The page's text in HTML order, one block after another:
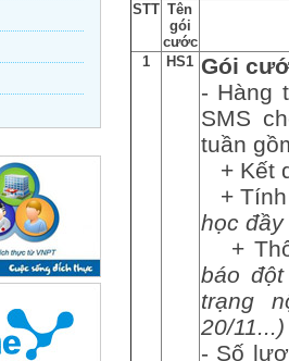
STT Tên
gói
cước
1
HS1 Gói
- Hàng
SMS
tuần
+ Kết
+ Tính
học đầy
+
báo
trạng
20/11...)
- Số